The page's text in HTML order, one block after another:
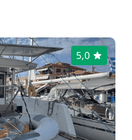
5,0